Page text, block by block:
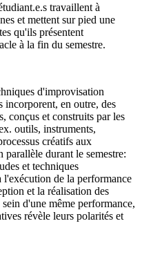
travaillent à
et mettent sur pied une
qu'ils présentent
à la fin du semestre.
d'improvisation
incorporent, en outre, des
conçus et construits par les
outils, instruments,
créatifs aux
parallèle durant le semestre:
et techniques
l'exécution de la performance
et la réalisation des
d'une même performance,
révèle leurs polarités et